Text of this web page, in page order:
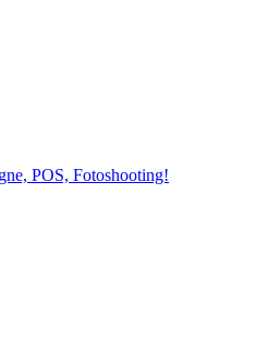
POS, Fotoshooting!